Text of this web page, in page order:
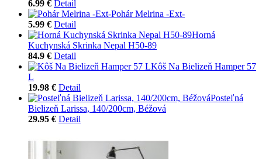
6.99 € Detail
Pohár Melrina -Ext-
5.99 € Detail
Horná
Kuchynská Skrinka Nepal H50-89
84.9 € Detail
Kôš Na Bielizeň Hamper 57
L
19.98 € Detail
Posteľná
Bielizeň Larissa, 140/200cm, Béžová
29.95 € Detail